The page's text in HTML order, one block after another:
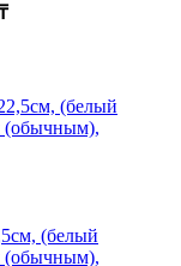
(белый
(обычным),